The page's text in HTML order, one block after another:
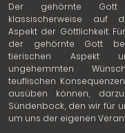
Der gehörnte
klassischerweise auf
Aspekt der Göttlichkeit.
der gehörnte Gott
tierischen Aspekt
ungehemmten
teuflischen
ausüben können,
Sündenbock, den wir für
um uns der eigenen